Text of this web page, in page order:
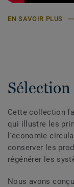
EN SAVOIR PLUS
Cette collection
qui illustre les
l'économie
conserver les
régénérer les
Nous avons